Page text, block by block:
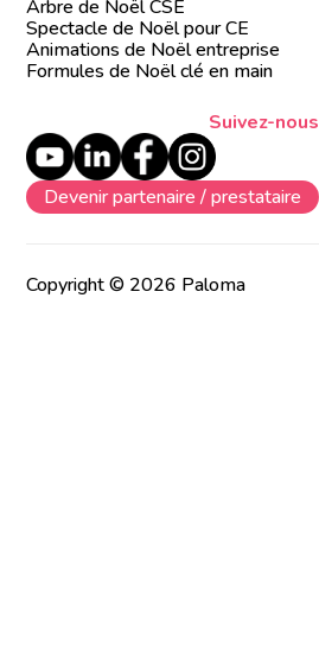
Arbre de Noël CSE
Spectacle de Noël pour CE
Animations de Noël entreprise
Formules de Noël clé en main
Suivez-nous
Devenir partenaire / prestataire
Copyright © 2026 Paloma